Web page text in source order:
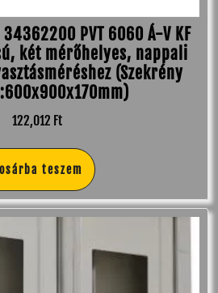
PVT 6060 Á-V KF
két mérőhelyes, nappali
(Szekrény
122,012 Ft
teszem